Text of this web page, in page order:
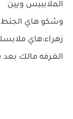
الملابببس ويين
وشكو هاي الجنط
زهراء:هاي
الغرفه مالك